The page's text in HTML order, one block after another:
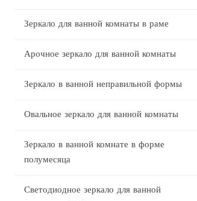
Зеркало для ванной комнаты в раме
Арочное зеркало для ванной комнаты
Зеркало в ванной неправильной формы
Овальное зеркало для ванной комнаты
Зеркало в ванной комнате в форме
полумесяца
Светодиодное зеркало для ванной